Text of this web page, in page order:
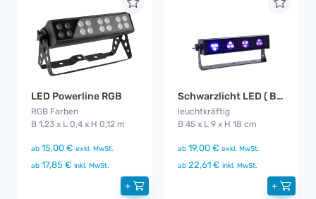
LED Powerline RGB
RGB Farben
B 1,23 x L 0,4 x H 0,12 m
ab 15,00 € exkl. MwSt.
ab 17,85 € inkl. MwSt.
+
Schwarzlicht LED ( Blacklight - UV )
leuchtkräftig
B 45 x L 9 x H 18 cm
ab 19,00 € exkl. MwSt.
ab 22,61 € inkl. MwSt.
+